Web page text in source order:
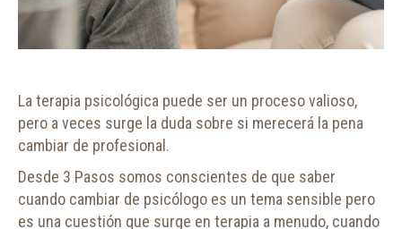
La terapia psicológica puede ser un proceso valioso,
pero a veces surge la duda sobre si merecerá la pena
cambiar de profesional.
Desde 3 Pasos somos conscientes de que saber
cuando cambiar de psicólogo es un tema sensible pero
es una cuestión que surge en terapia a menudo, cuando